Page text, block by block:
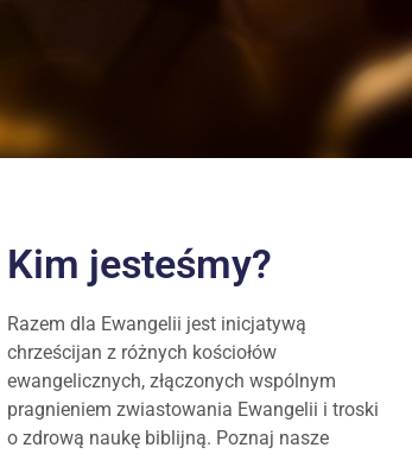
Kim jesteśmy?
Razem dla Ewangelii jest inicjatywą
chrześcijan z różnych kościołów
ewangelicznych, złączonych wspólnym
pragnieniem zwiastowania Ewangelii i troski
o zdrową naukę biblijną. Poznaj nasze